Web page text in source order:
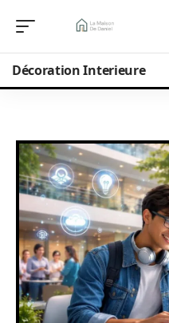
Décoration Interieure